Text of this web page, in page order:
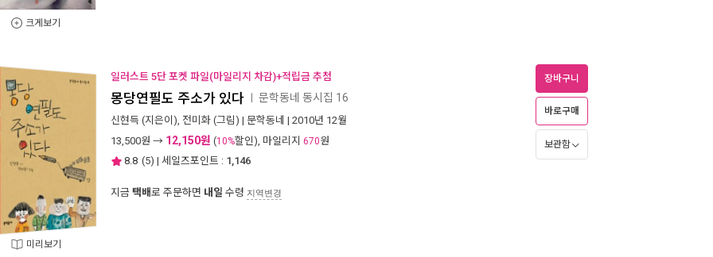
크게보기
미리보기
일러스트 5단 포켓 파일(마일리지 차감)+적립금 추첨
몽당연필도 주소가 있다 문학동네 동시집 16
신현득 (지은이), 전미화 (그림) | 문학동네 | 2010년 12월
13,500원 → 12,150원 (10%할인), 마일리지 670원
8.8 (5) | 세일즈포인트 : 1,146
지금 택배로 주문하면 내일 수령 지역변경
장바구니
바로구매
보관함